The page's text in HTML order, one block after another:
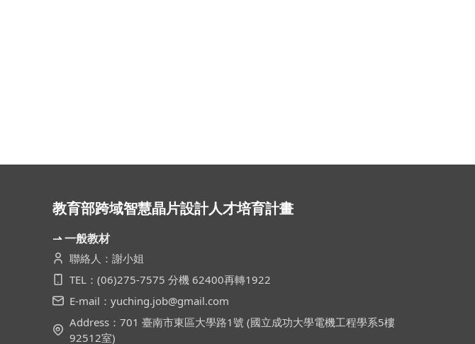
教育部跨域智慧晶片設計人才培育計畫
⇀ 一般教材
聯絡人：謝小姐
TEL：(06)275-7575 分機 62400再轉1922
E-mail：yuching.job@gmail.com
Address：701 臺南市東區大學路1號 (國立成功大學電機工程學系5樓
92512室)